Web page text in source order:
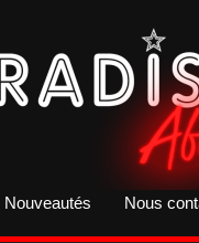
Nouveautés Nous